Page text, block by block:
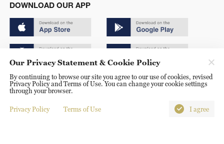
DOWNLOAD OUR APP
Copyright © 2024 CGTN.
京ICP备20000184号
京公网安备 11010502050052号
Our Privacy Statement & Cookie Policy
By continuing to browse our site you agree to our use of cookies, revised
Privacy Policy and Terms of Use. You can change your cookie settings
through your browser.
Privacy Policy Terms of Use I agree